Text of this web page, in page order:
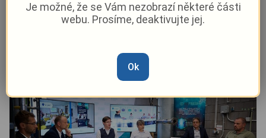
–2. 7.|06:32
Je možné, že se Vám nezobrazí některé části
webu. Prosíme, deaktivujte jej.
Ok